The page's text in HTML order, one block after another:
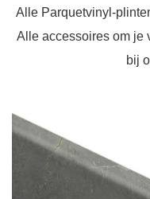
Alle Parquetvinyl-
Alle accessoires om je
bij